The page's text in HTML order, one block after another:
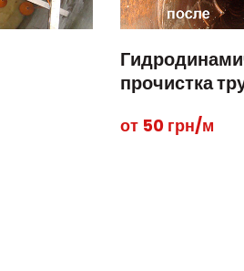
прочистка
от 50 грн/м